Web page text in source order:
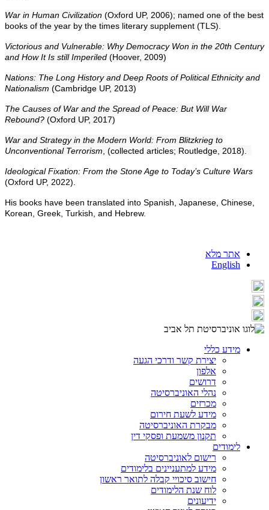
War in Human Civilization (Oxford UP, 2006); named one of the best
books of the year by the times literary supplement (TLS).
Victorious and Vulnerable: Why Democracy Won in the 20th Century
and How It Is still Imperiled (Hoover, 2009)
Nations: The Long History and Deep Roots of Political Ethnicity and
Nationalism (Cambridge UP, 2013)
The Causes of War and the Spread of Peace: But Will War
Rebound? (Oxford UP, 2017)
War and Strategy in the Modern World: From Blitzkrieg to
Unconventional Terrorism , (collected articles; Routledge, 2018).
Ideological Fixation: From the Stone Age to Today’s Culture Wars
(Oxford UP, 2022).
His books have been translated into Spanish, Japanese, Chinese,
Korean, Greek, Turkish, and Hebrew.
אתר מלא
English
מידע כללי
יצירת קשר ודרכי הגעה
אלפון
דרושים
נהלי האוניברסיטה
מכרזים
מידע לשעת חירום
מבקרת האוניברסיטה
תקנון משמעת ופסקי דין
לימודים
רישום לאוניברסיטה
מידע למתעניינים בלימודים
חישוב סיכויי קבלה לתואר ראשון
לוח שנת הלימודים
ידיעונים